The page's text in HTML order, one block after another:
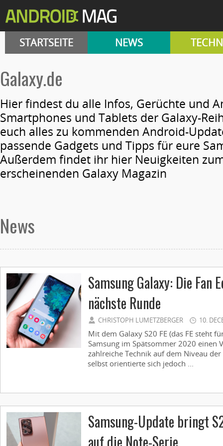
STARTSEITE NEWS
Galaxy.de
Hier findest du alle Infos, Gerüchte und
Smartphones und Tablets der Galaxy-
euch alles zu kommenden Android-
passende Gadgets und Tipps für eure
Außerdem findet ihr hier Neuigkeiten
erscheinenden Galaxy Magazin
News
Samsung Galaxy: Die Fan
nächste Runde
CHRISTOPH LUMETZBERGER 10.
Mit dem Galaxy S20 FE (das FE steht
Samsung im Spätsommer 2020 einen
zahlreiche Technik auf dem Niveau
selbst orientierte sich jedoch ...
Samsung-Update bringt
auf die Note-Serie